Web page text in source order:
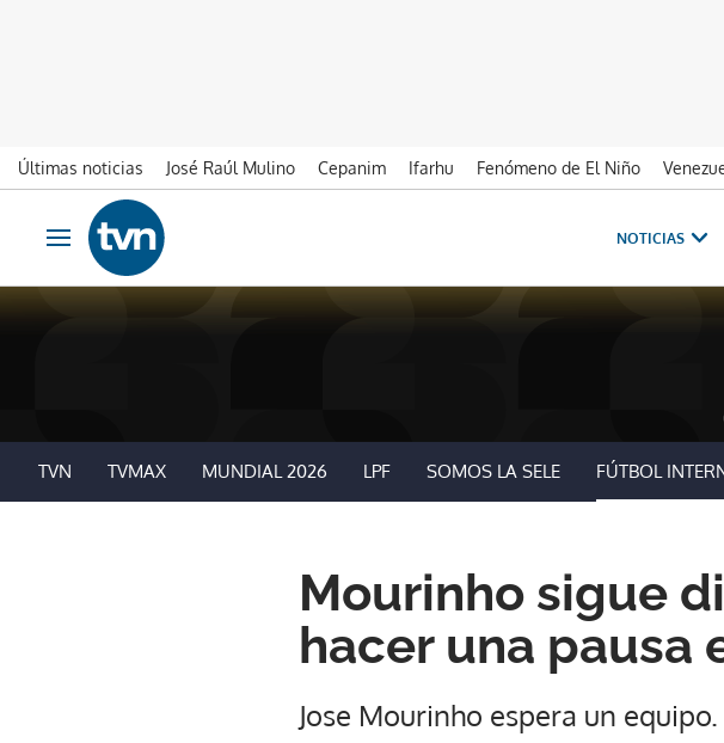
Últimas noticias José Raúl Mulino Cepanim Ifarhu Fenómeno de El Niño
Ir al contenido
Obrir navegació
NOTICIAS
TVN TVMAX MUNDIAL 2026 LPF SOMOS LA SELE FÚTBOL
Mourinho sigue
hacer una pausa
Jose Mourinho espera un equipo.